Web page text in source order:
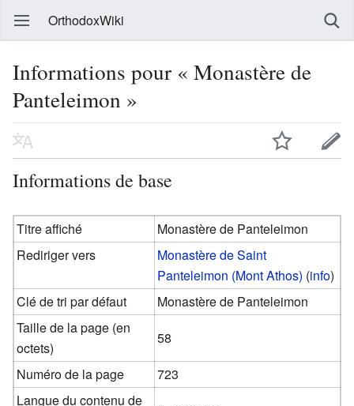
OrthodoxWiki
Informations pour « Monastère de
Panteleimon »
Informations de base
Titre affiché
Monastère de Panteleimon
Rediriger vers
Monastère de Saint
Panteleimon (Mont Athos) (info)
Clé de tri par défaut
Monastère de Panteleimon
Taille de la page (en
octets)
58
Numéro de la page
723
Langue du contenu de